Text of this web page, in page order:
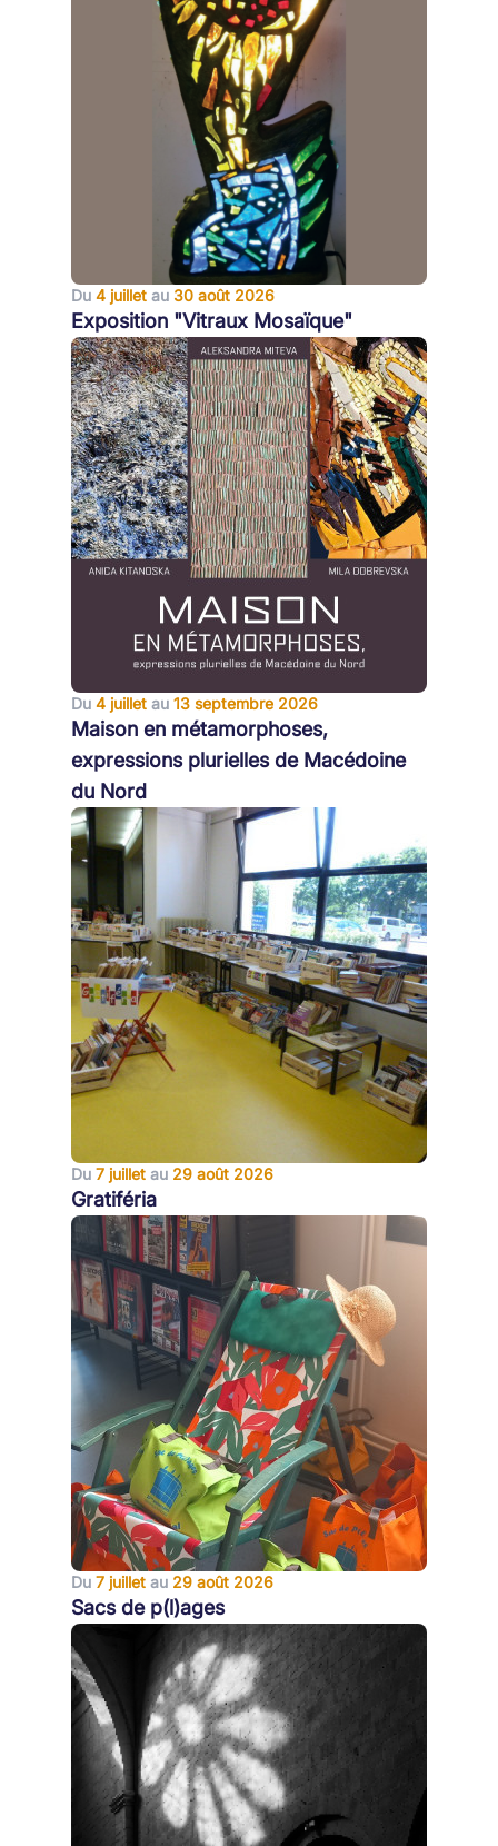
Du 4 juillet au 30 août 2026
Exposition "Vitraux Mosaïque"
Du 4 juillet au 13 septembre 2026
Maison en métamorphoses,
expressions plurielles de Macédoine
du Nord
Du 7 juillet au 29 août 2026
Gratiféria
Du 7 juillet au 29 août 2026
Sacs de p(l)ages